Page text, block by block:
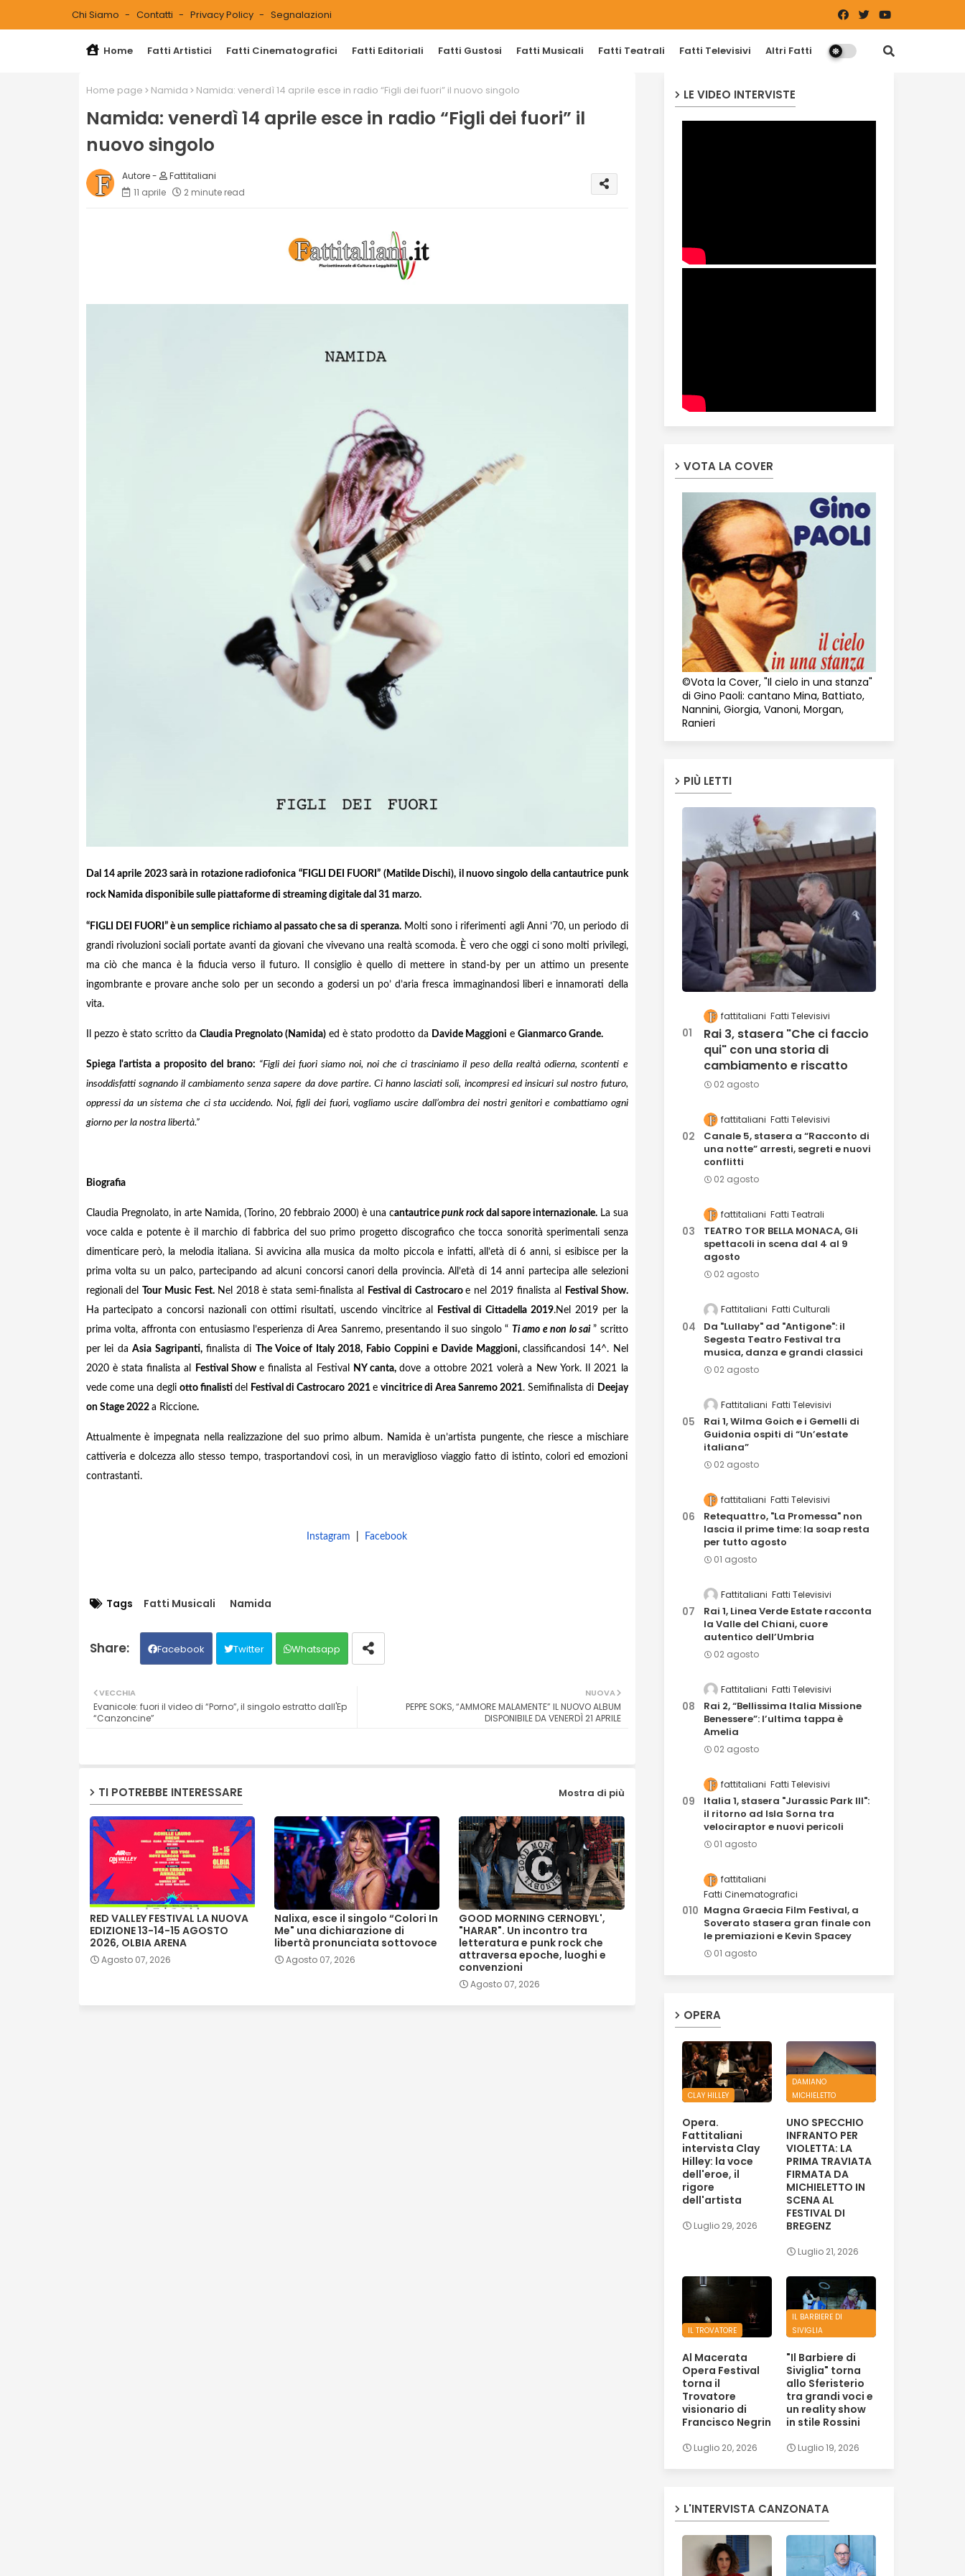
Chi Siamo Contatti Privacy Policy Segnalazioni
Home Fatti Artistici Fatti Cinematografici Fatti Editoriali Fatti Gustosi Fatti Musicali Fatti Teatrali Fatti Televisivi Altri Fatti
Home page Namida Namida: venerdì 14 aprile esce in radio “Figli dei fuori” il nuovo singolo
Namida: venerdì 14 aprile esce in radio “Figli dei fuori” il
nuovo singolo
Fattitaliani
11 aprile
2 minute read
Dal 14 aprile 2023 sarà in rotazione radiofonica “FIGLI DEI FUORI” (Matilde Dischi), il nuovo singolo della cantautrice punk
rock Namida disponibile sulle piattaforme di streaming digitale dal 31 marzo.
“FIGLI DEI FUORI” è un semplice richiamo al passato che sa di speranza.Molti sono i riferimenti agli Anni ’70, un periodo di
grandi rivoluzioni sociali portate avanti da giovani che vivevano una realtà scomoda. È vero che oggi ci sono molti privilegi,
ma ciò che manca è la fiducia verso il futuro. Il consiglio è quello di mettere in stand-by per un attimo un presente
ingombrante e provare anche solo per un secondo a godersi un po’ d’aria fresca immaginandosi liberi e innamorati della
vita.
Il pezzo è stato scritto da Claudia Pregnolato (Namida)ed è stato prodotto da Davide Maggioni e Gianmarco Grande.
Spiegal'artista a proposito del brano: “Figli dei fuorisiamo noi, noi che ci trasciniamo il peso della realtà odierna, scontenti e
insoddisfatti sognando il cambiamento senza sapere da dove partire. Ci hanno lasciati soli, incompresi ed insicuri sul nostro futuro,
oppressi da un sistema che ci sta uccidendo. Noi, figli dei fuori, vogliamo uscire dall’ombra dei nostri genitori e combattiamo ogni
giorno per la nostra libertà.”
Biografia
Claudia Pregnolato, in arte Namida, (Torino, 20 febbraio 2000) è una cantautrice punk rockdal sapore internazionale.La sua
voce calda e potente è il marchio di fabbrica del suo primo progetto discografico che tocca sonorità sperimentali senza
dimenticare però, la melodia italiana. Si avvicina alla musica da molto piccola e infatti, all’età di 6 anni, si esibisce per la
prima volta su un palco, partecipando ad alcuni concorsi canori della provincia. All’età di 14 anni partecipa alle selezioni
regionali del
Tour Music Fest. Nel 2018 è stata semi-finalista al Festival di Castrocaroe nel 2019 finalista al
Festival Show.
Ha partecipato a concorsi nazionali con ottimi risultati, uscendo vincitrice al
Festival di Cittadella 2019.Nel 2019 per la
prima volta, affronta con entusiasmo l’esperienza di Area Sanremo, presentando il suo singolo “ Ti amo e non lo sai ” scritto
per lei daAsia Sagripanti, finalista di The Voice of Italy 2018, Fabio Coppini e Davide Maggioni,classificandosi 14^. Nel
2020 è stata finalista al
Festival Showe finalista al Festival NY canta,dove a ottobre 2021 volerà a New York. Il 2021 la
vede come una degli otto finalistidel Festival di Castrocaro 2021 e vincitrice di Area Sanremo 2021. Semifinalista di Deejay
on Stage 2022 a Riccione.
Attualmente è impegnata nella realizzazione del suo primo album. Namida è un’artista pungente, che riesce a mischiare
cattiveria e dolcezza allo stesso tempo, trasportandovi così, in un meraviglioso viaggio fatto di istinto, colori ed emozioni
contrastanti.
Instagram Facebook
Tags Fatti Musicali Namida
Facebook Twitter Whatsapp
NUOVA
PEPPE SOKS, “AMMORE MALAMENTE” IL NUOVO ALBUM
DISPONIBILE DA VENERDÌ 21 APRILE
VECCHIA
Evanicole: fuori il video di “Porno”, il singolo estratto dall'Ep
“Canzoncine”
TI POTREBBE INTERESSARE Mostra di più
RED VALLEY FESTIVAL LA NUOVA
EDIZIONE 13-14-15 AGOSTO
2026, OLBIA ARENA
Agosto 07, 2026
Nalixa, esce il singolo “Colori In
Me" una dichiarazione di
libertà pronunciata sottovoce
Agosto 07, 2026
GOOD MORNING CERNOBYL',
"HARAR". Un incontro tra
letteratura e punk rock che
attraversa epoche, luoghi e
convenzioni
Agosto 07, 2026
LE VIDEO INTERVISTE
VOTA LA COVER
©Vota la Cover, "Il cielo in una stanza"
di Gino Paoli: cantano Mina, Battiato,
Nannini, Giorgia, Vanoni, Morgan,
Ranieri
PIÙ LETTI
fattitaliani Fatti Televisivi
Rai 3, stasera "Che ci faccio
qui" con una storia di
cambiamento e riscatto
02 agosto
fattitaliani Fatti Televisivi
Canale 5, stasera a “Racconto di
una notte” arresti, segreti e nuovi
conflitti
02 agosto
fattitaliani Fatti Teatrali
TEATRO TOR BELLA MONACA, Gli
spettacoli in scena dal 4 al 9
agosto
02 agosto
Fattitaliani Fatti Culturali
Da "Lullaby" ad "Antigone": il
Segesta Teatro Festival tra
musica, danza e grandi classici
02 agosto
Fattitaliani Fatti Televisivi
Rai 1, Wilma Goich e i Gemelli di
Guidonia ospiti di “Un’estate
italiana”
02 agosto
fattitaliani Fatti Televisivi
Retequattro, "La Promessa" non
lascia il prime time: la soap resta
per tutto agosto
01 agosto
Fattitaliani Fatti Televisivi
Rai 1, Linea Verde Estate racconta
la Valle del Chiani, cuore
autentico dell’Umbria
02 agosto
Fattitaliani Fatti Televisivi
Rai 2, “Bellissima Italia Missione
Benessere”: l’ultima tappa è
Amelia
02 agosto
fattitaliani Fatti Televisivi
Italia 1, stasera "Jurassic Park III":
il ritorno ad Isla Sorna tra
velociraptor e nuovi pericoli
01 agosto
fattitaliani
Fatti Cinematografici
Magna Graecia Film Festival, a
Soverato stasera gran finale con
le premiazioni e Kevin Spacey
01 agosto
OPERA
CLAY HILLEY
Opera.
Fattitaliani
intervista Clay
Hilley: la voce
dell'eroe, il
rigore
dell'artista
Luglio 29, 2026
DAMIANO
MICHIELETTO
UNO SPECCHIO
INFRANTO PER
VIOLETTA: LA
PRIMA TRAVIATA
FIRMATA DA
MICHIELETTO IN
SCENA AL
FESTIVAL DI
BREGENZ
Luglio 21, 2026
IL TROVATORE
Al Macerata
Opera Festival
torna il
Trovatore
visionario di
Francisco Negrin
Luglio 20, 2026
IL BARBIERE DI
SIVIGLIA
"Il Barbiere di
Siviglia" torna
allo Sferisterio
tra grandi voci e
un reality show
in stile Rossini
Luglio 19, 2026
L'INTERVISTA CANZONATA